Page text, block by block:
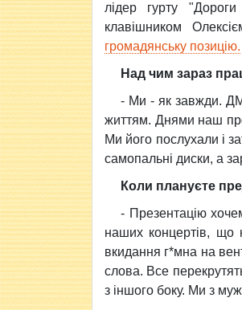
лідер гурту
клавішником
громадянську позицію.
Над чим зараз
- Ми - як завжди.
життям. Днями наш
Ми його послухали і
самопальні диски, а
Коли плануєте
- Презентацію
наших концертів, що
вкидання г*мна на
слова. Все
з іншого боку. Ми з